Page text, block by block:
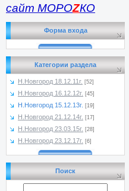
сайт МОРОZКО
Форма входа
Категории раздела
Н.Новгород 18.12.11г. [52]
Н.Новгород 16.12.12г. [45]
Н.Новгород 15.12.13г. [19]
Н.Новгород 21.12.14г. [17]
Н.Новгород 23.03.15г. [28]
Н.Новгород 23.12.17г. [6]
Поиск